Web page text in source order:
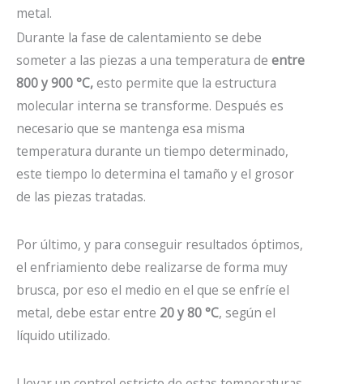
metal.
Durante la fase de calentamiento se debe
someter a las piezas a una temperatura de entre
800 y 900 °C,esto permite que la estructura
molecular interna se transforme. Después es
necesario que se mantenga esa misma
temperatura durante un tiempo determinado,
este tiempo lo determina el tamaño y el grosor
de las piezas tratadas.
Por último, y para conseguir resultados óptimos,
el enfriamiento debe realizarse de forma muy
brusca, por eso el medio en el que se enfríe el
metal, debe estar entre 20 y 80 °C, según el
líquido utilizado.